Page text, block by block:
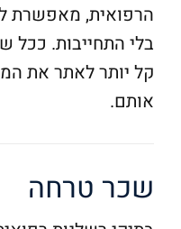
הרפואית, מאפשרת
בלי התחייבות. ככל
קל יותר לאתר את
אותם.
שכר טרחה